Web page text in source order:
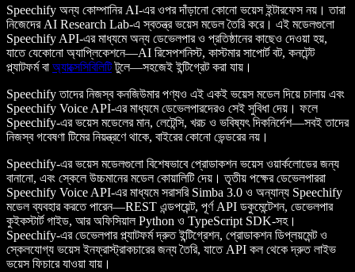
Speechify অন্য কোম্পানির AI-এর ওপর দাঁড়ানো কোনো ভয়েস ইন্টারফেস নয়। তারা
নিজেদের AI Research Lab-এ স্বতন্ত্র ভয়েস মডেল তৈরি করে। এই মডেলগুলো
Speechify API-এর মাধ্যমে অন্য ডেভেলপার ও প্রতিষ্ঠানের কাছেও দেওয়া হয়,
যাতে যেকোনো অ্যাপ্লিকেশনে—AI রিসেপশনিস্ট, কাস্টমার সাপোর্ট বট, কনটেন্ট
প্ল্যাটফর্ম বা অ্যাক্সেসিবিলিটিটুলে—সহজেই ইন্টিগ্রেট করা যায়।
Speechify তাদের নিজস্ব কনজিউমার পণ্যও এই একই ভয়েস মডেল দিয়ে চালায় এবং
Speechify Voice API-এর মাধ্যমে ডেভেলপারদেরও সেই সুবিধা দেয়। ফলে
Speechify-এর ভয়েস মডেলের মান, লেটেন্সি, খরচ ও ভবিষ্যৎ দিকনির্দেশ—সবই তাদের
নিজস্ব গবেষণা টিমের নিয়ন্ত্রণে থাকে, বাইরের কোনো ভেন্ডরের নয়।
Speechify-এর ভয়েস মডেলগুলো বিশেষভাবে প্রোডাকশন ভয়েস ওয়ার্কলোডের জন্য
বানানো, এবং স্কেলে উচ্চমানের মডেল কোয়ালিটি দেয়। তৃতীয় পক্ষের ডেভেলপাররা
Speechify Voice API-এর মাধ্যমে সরাসরি Simba 3.0 ও অন্যান্য Speechify
মডেল ব্যবহার করতে পারেন—REST এন্ডপয়েন্ট, পূর্ণ API ডকুমেন্টেশন, ডেভেলপার
কুইকস্টার্ট গাইড, আর অফিসিয়াল Python ও TypeScript SDK-সহ।
Speechify-এর ডেভেলপার প্ল্যাটফর্ম দ্রুত ইন্টিগ্রেশন, প্রোডাকশন ডিপ্লয়মেন্ট ও
স্কেলযোগ্য ভয়েস ইনফ্রাস্ট্রাকচারের জন্য তৈরি, যাতে API কল থেকে দ্রুত লাইভ
ভয়েস ফিচারে যাওয়া যায়।